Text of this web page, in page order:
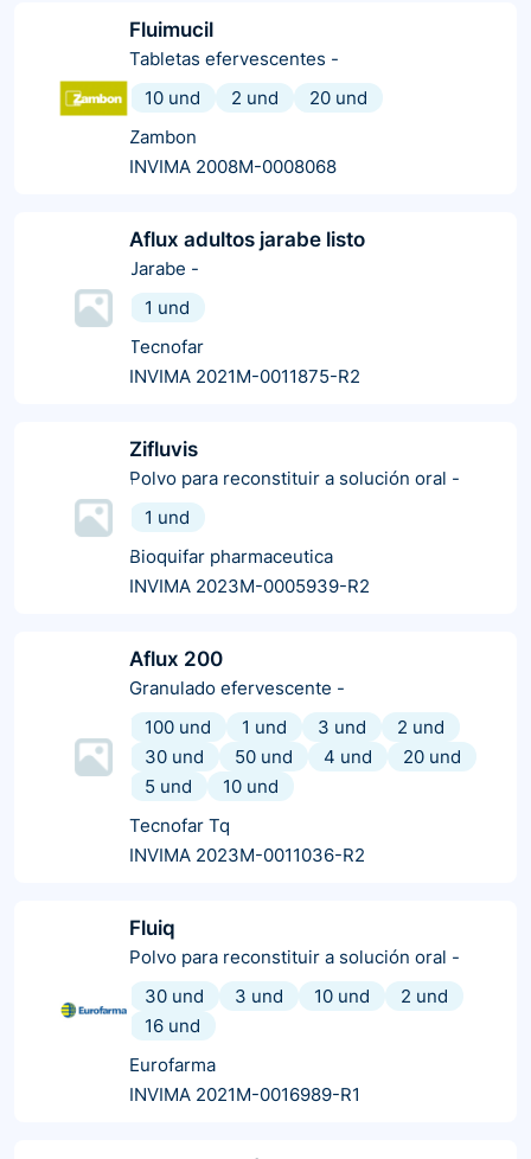
Fluimucil
Tabletas efervescentes -
10 und
2 und
20 und
Zambon
INVIMA 2008M-0008068
Aflux adultos jarabe listo
Jarabe -
1 und
Tecnofar
INVIMA 2021M-0011875-R2
Zifluvis
Polvo para reconstituir a solución oral -
1 und
Bioquifar pharmaceutica
INVIMA 2023M-0005939-R2
Aflux 200
Granulado efervescente -
100 und
1 und 3 und
2 und
30 und
50 und 4 und
20 und
5 und
10 und
Tecnofar Tq
INVIMA 2023M-0011036-R2
Fluiq
Polvo para reconstituir a solución oral -
30 und
3 und 10 und
2 und
16 und
Eurofarma
INVIMA 2021M-0016989-R1